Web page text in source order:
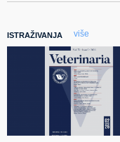
ISTRAŽIVANJA više